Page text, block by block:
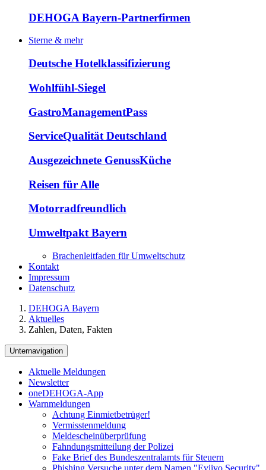
DEHOGA Bayern-Partnerfirmen
Sterne & mehr
Deutsche Hotelklassifizierung
Wohlfühl-Siegel
GastroManagementPass
ServiceQualität Deutschland
Ausgezeichnete GenussKüche
Reisen für Alle
Motorradfreundlich
Umweltpakt Bayern
Brachenleitfaden für Umweltschutz
Kontakt
Impressum
Datenschutz
DEHOGA Bayern
Aktuelles
Zahlen, Daten, Fakten
Unternavigation
Aktuelle Meldungen
Newsletter
oneDEHOGA-App
Warnmeldungen
Achtung Einmietbetrüger!
Vermisstenmeldung
Meldescheinüberprüfung
Fahndungsmitteilung der Polizei
Fake Brief des Bundeszentralamts für Steuern
Phishing Versuche unter dem Namen "Eviivo Security"